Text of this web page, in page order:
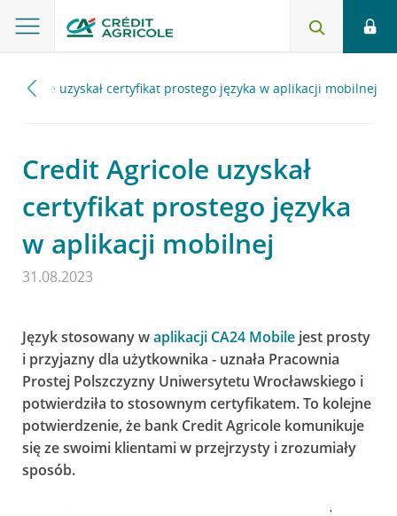
Agricole uzyskał certyfikat prostego języka w aplikacji mobilnej
Credit Agricole uzyskał
certyfikat prostego języka
w aplikacji mobilnej
31.08.2023
Język stosowany waplikacji CA24 Mobilejest prosty
i przyjazny dla użytkownika - uznała Pracownia
Prostej Polszczyzny Uniwersytetu Wrocławskiego i
potwierdziła to stosownym certyfikatem. To kolejne
potwierdzenie, że bank Credit Agricole komunikuje
się ze swoimi klientami w przejrzysty i zrozumiały
sposób.